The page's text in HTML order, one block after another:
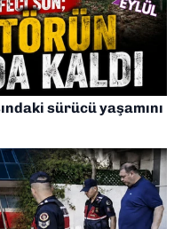
sürücü yaşamını